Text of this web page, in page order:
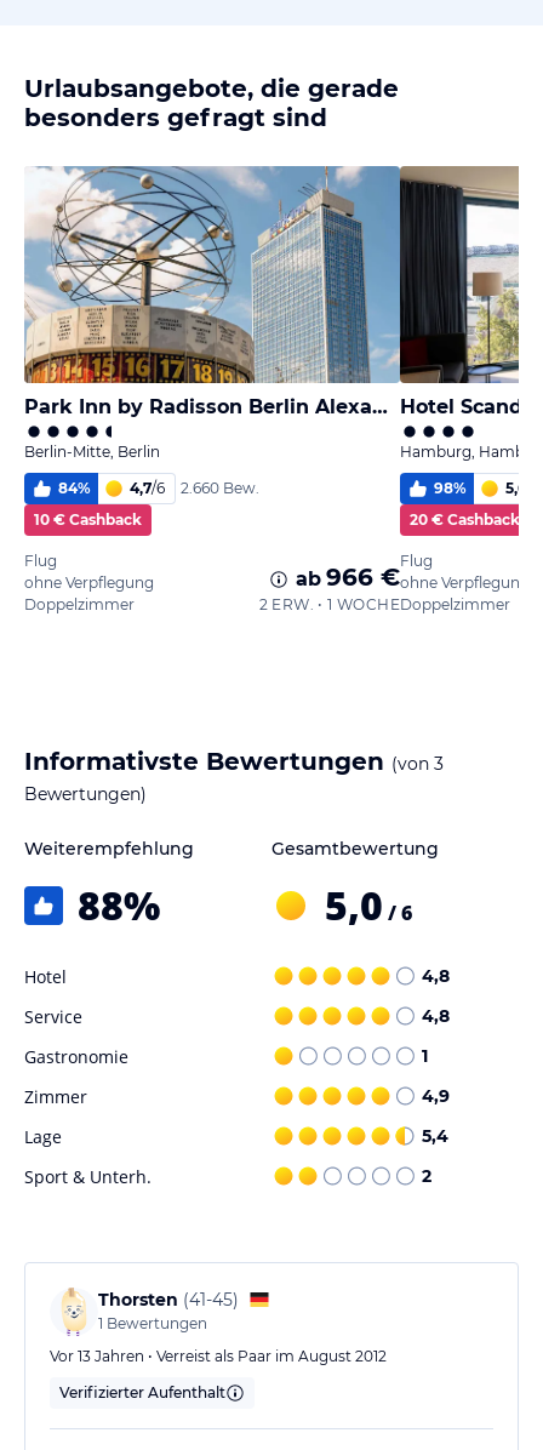
Urlaubsangebote, die gerade
besonders gefragt sind
Park Inn by Radisson Berlin Alexanderplatz
Berlin-Mitte, Berlin
84% 4,7/6
2.660 Bew.
10 € Cashback
Flug
ohne Verpflegung
Doppelzimmer
ab 966 €
2 ERW. • 1 WOCHE
Hotel
Hamburg,
98% 5,6
20 € Cashback
Flug
ohne Verpflegung
Doppelzimmer
Informativste Bewertungen (von 3
Bewertungen)
Weiterempfehlung
88%
Gesamtbewertung
5,0 / 6
Hotel 4,8
Service 4,8
Gastronomie 1
Zimmer 4,9
Lage 5,4
Sport & Unterh. 2
Thorsten (41-45)
1 Bewertungen
Vor 13 Jahren • Verreist als Paar im August 2012
Verifizierter Aufenthalt